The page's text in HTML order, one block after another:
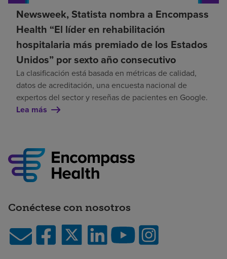
Newsweek, Statista nombra a Encompass
Health “El líder en rehabilitación
hospitalaria más premiado de los Estados
Unidos” por sexto año consecutivo
La clasificación está basada en métricas de calidad,
datos de acreditación, una encuesta nacional de
expertos del sector y reseñas de pacientes en Google.
Lea más
Conéctese con nosotros